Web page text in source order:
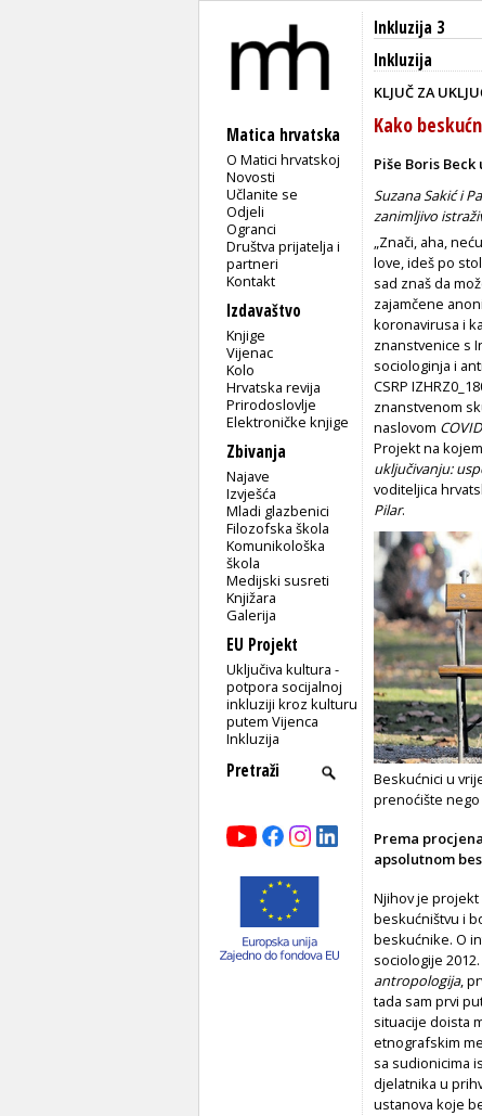
Matica hrvatska
O Matici hrvatskoj
Novosti
Učlanite se
Odjeli
Ogranci
Društva prijatelja i
partneri
Kontakt
Izdavaštvo
Knjige
Vijenac
Kolo
Hrvatska revija
Prirodoslovlje
Elektroničke knjige
Zbivanja
Najave
Izvješća
Mladi glazbenici
Filozofska škola
Komunikološka
škola
Medijski susreti
Knjižara
Galerija
EU Projekt
Uključiva kultura -
potpora socijalnoj
inkluziji kroz kulturu
putem Vijenca
Inkluzija
Inkluzija 3
Inkluzija
KLJUČ ZA
Kako
Piše Boris
Suzana Sakić i
zanimljivo
„Znači, aha,
love, ideš po
sad znaš da
zajamčene
koronavirusa i
znanstvenice s
sociologinja i
CSRP­
znanstvenom
naslovom
Projekt na
uključivanju:
voditeljica
Pilar.
Beskućnici u
prenoćište nego
Prema
apsolutnom
Njihov je
beskućništvu i
beskućnike. O
sociologije
antropologija,
tada sam prvi
situacije doista
etnografskim
sa sudionicima
djelatnika u
ustanova koje